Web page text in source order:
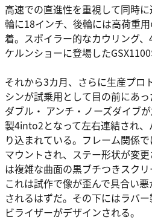
高速での直進性を重視して同時
輪に18インチ、後輪には高荷重
着。スポイラー的なカウリング
ケルンショーに登場した
それから3カ月、さらに生産プロ
シンが試乗用として目の前にあ
ダブル・ アンチ・ノーズダイブ
製4into2となって左右連結され
り込まれている。フレーム関係
マウントされ、ステー形状が変
は複雑な曲面の黒ブチつきスクリ
これは試作で像が歪んで具合い
されるはずだ。その下にはラバ
ビライザーがデザインされる。